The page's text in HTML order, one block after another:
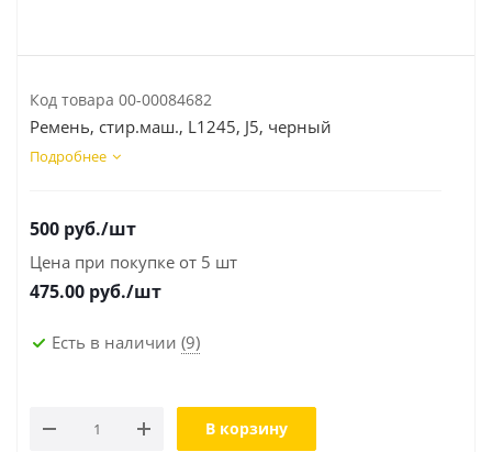
Код товара 00-00084682
Ремень, стир.маш., L1245, J5, черный
Подробнее
500 руб./шт
Цена при покупке от 5 шт
475.00 руб./шт
Есть в наличии (9)
В корзину